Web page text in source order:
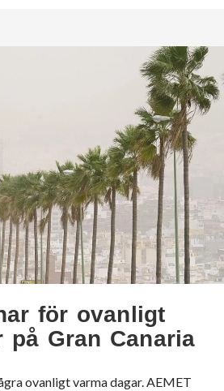
för ovanligt
på Gran Canaria
ovanligt varma dagar. AEMET